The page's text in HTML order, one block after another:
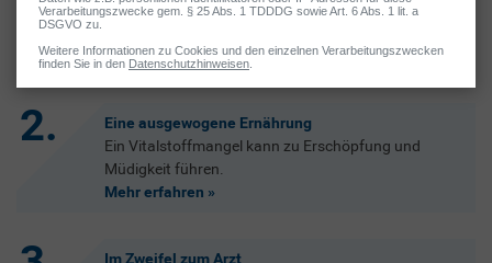
Ruhephasen einplanen & Co.: So befreien Sie sich von
Mehr erfahren
Eine ausgewogene Ernährung
Ein Vitalstoffmangel kann zu Erschöpfung und
Müdigkeit führen.
Mehr erfahren
Im Zweifel zum Arzt